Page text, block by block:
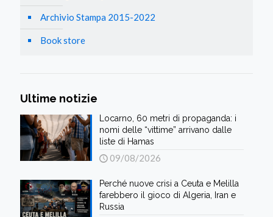
Archivio Stampa 2015-2022
Book store
Ultime notizie
Locarno, 60 metri di propaganda: i
nomi delle “vittime” arrivano dalle
liste di Hamas
09/08/2026
Perché nuove crisi a Ceuta e Melilla
farebbero il gioco di Algeria, Iran e
Russia